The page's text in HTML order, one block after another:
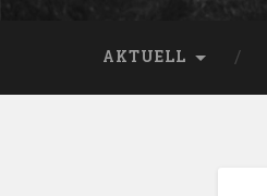
AKTUELL